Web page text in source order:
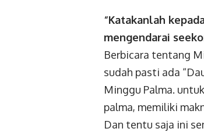
“Katakanlah
mengendarai
Berbicara tentang
sudah pasti ada
Minggu Palma.
palma, memiliki
Dan tentu saja ini